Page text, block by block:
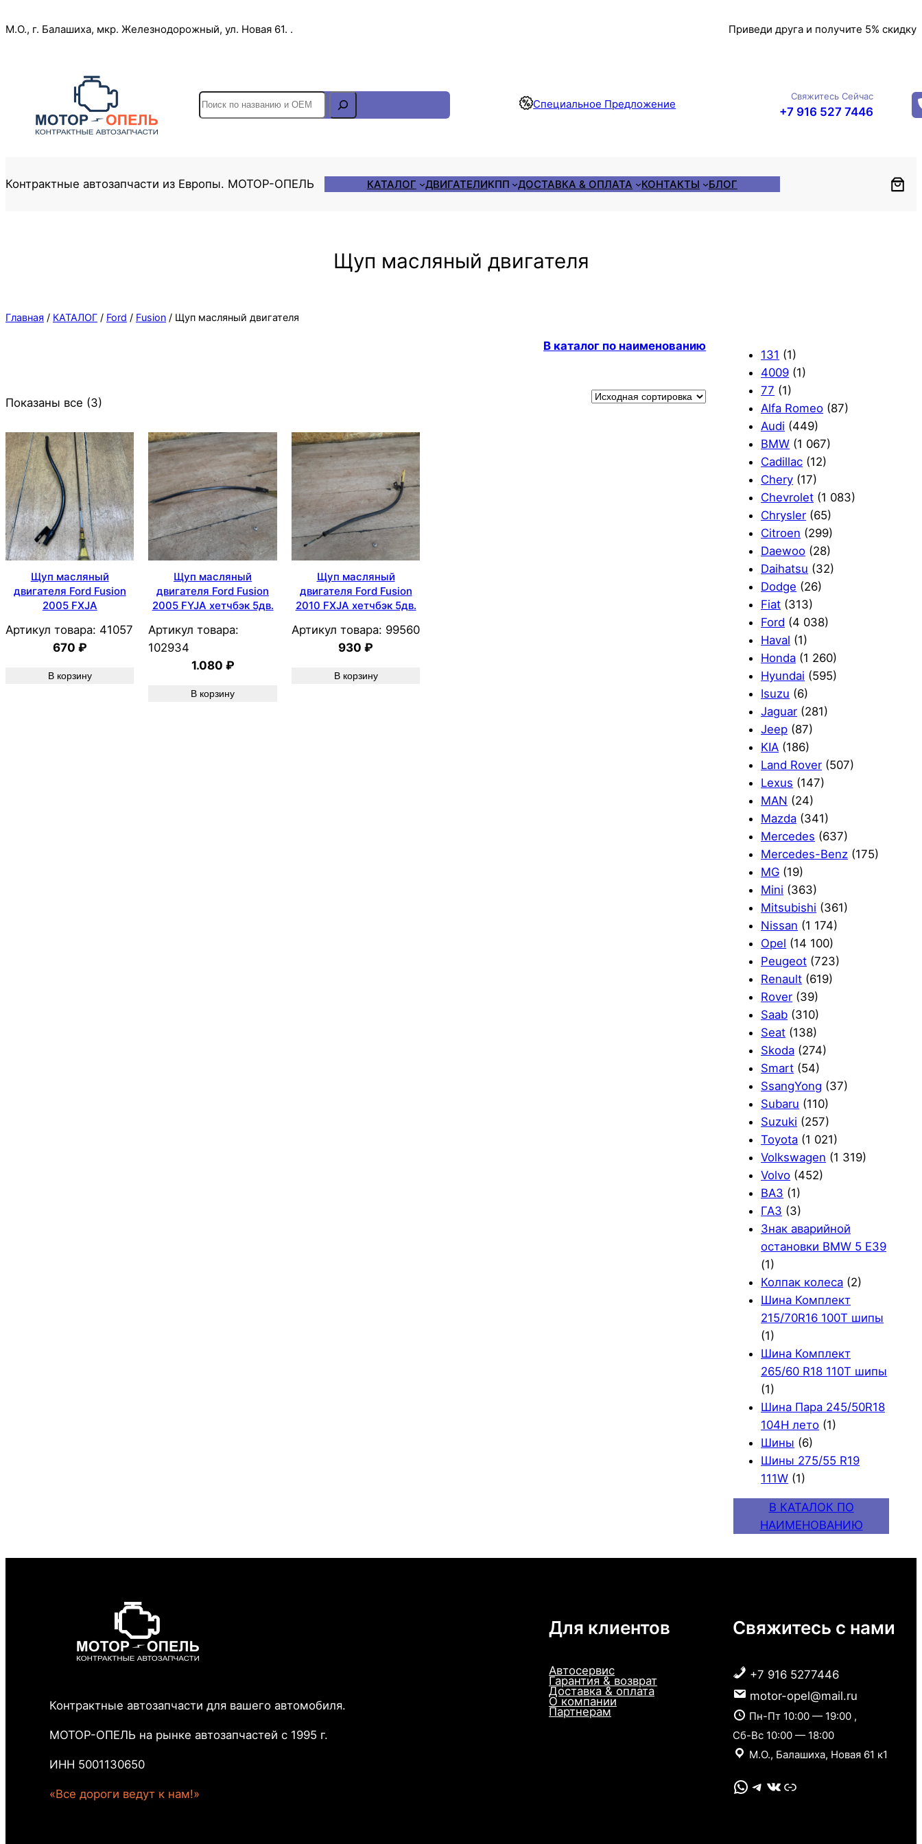
к
М.О., г. Балашиха, мкр. Железнодорожный, ул. Новая 61. . Приведи друга и получите 5% скидку
S
e
h
Специальное Предложение
Свяжитесь Сейчас
+7 916 527 7446
Контрактные автозапчасти из Европы. МОТОР-ОПЕЛЬ КАТАЛОГ ДВИГАТЕЛИКПП ДОСТАВКА & ОПЛАТА КОНТАКТЫ БЛОГ
Щуп масляный двигателя
Главная / КАТАЛОГ / Ford / Fusion / Щуп масляный двигателя
В каталог по наименованию
Показаны все (3)
Щуп масляный
двигателя Ford Fusion
2005 FXJA
Артикул товара: 41057
670 ₽
В корзину
Щуп масляный
двигателя Ford Fusion
2005 FYJA хетчбэк 5дв.
Артикул товара:
102934
1.080 ₽
В корзину
Щуп масляный
двигателя Ford Fusion
2010 FXJA хетчбэк 5дв.
Артикул товара: 99560
930₽
В корзину
131 (1)
4009 (1)
77 (1)
Alfa Romeo (87)
Audi (449)
BMW (1 067)
Cadillac (12)
Chery (17)
Chevrolet (1 083)
Chrysler (65)
Citroen (299)
Daewoo (28)
Daihatsu (32)
Dodge (26)
Fiat (313)
Ford (4 038)
Haval (1)
Honda (1 260)
Hyundai (595)
Isuzu (6)
Jaguar (281)
Jeep (87)
KIA (186)
Land Rover (507)
Lexus (147)
MAN (24)
Mazda (341)
Mercedes (637)
Mercedes-Benz (175)
MG (19)
Mini (363)
Mitsubishi (361)
Nissan (1 174)
Opel (14 100)
Peugeot (723)
Renault (619)
Rover (39)
Saab (310)
Seat (138)
Skoda (274)
Smart (54)
SsangYong (37)
Subaru (110)
Suzuki (257)
Toyota (1 021)
Volkswagen (1 319)
Volvo (452)
ВАЗ (1)
ГАЗ (3)
Знак аварийной
остановки BMW 5 E39
(1)
Колпак колеса (2)
Шина Комплект
215/70R16 100T шипы
(1)
Шина Комплект
265/60 R18 110T шипы
(1)
Шина Пара 245/50R18
104H лето (1)
Шины (6)
Шины 275/55 R19
111W (1)
В КАТАЛОК ПО
НАИМЕНОВАНИЮ
Контрактные автозапчасти для вашего автомобиля.
МОТОР-ОПЕЛЬ на рынке автозапчастей с 1995 г.
ИНН 5001130650
«Все дороги ведут к нам!»
Для клиентов
Автосервис
Гарантия & возврат
Доставка & оплата
О компании
Партнерам
Свяжитесь с нами
+7 916 5277446
motor-opel@mail.ru
Пн-Пт 10:00 — 19:00 ,
Сб-Вс 10:00 — 18:00
М.О., Балашиха, Новая 61 к1
WhatsApp Telegram VK Link